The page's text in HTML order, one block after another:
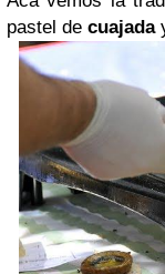
pastel de cuajada